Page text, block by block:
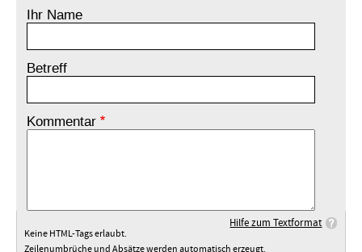
Ihr Name
Betreff
Kommentar
Hilfe zum Textformat
Keine HTML-Tags erlaubt.
Zeilenumbrüche und Absätze werden automatisch erzeugt.